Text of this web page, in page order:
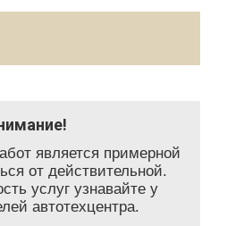
является примерной
от действительной.
услуг узнавайте у
автотехцентра.